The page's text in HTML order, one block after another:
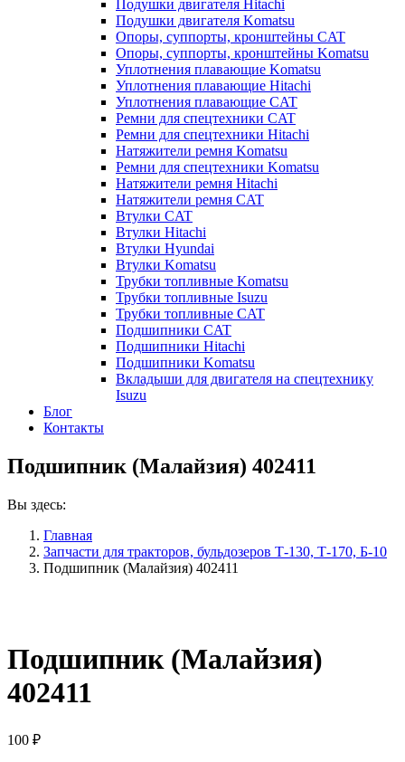
Подушки двигателя Hitachi
Подушки двигателя Komatsu
Опоры, суппорты, кронштейны CAT
Опоры, суппорты, кронштейны Komatsu
Уплотнения плавающие Komatsu
Уплотнения плавающие Hitachi
Уплотнения плавающие CAT
Ремни для спецтехники CAT
Ремни для спецтехники Hitachi
Натяжители ремня Komatsu
Ремни для спецтехники Komatsu
Натяжители ремня Hitachi
Натяжители ремня CAT
Втулки CAT
Втулки Hitachi
Втулки Hyundai
Втулки Komatsu
Трубки топливные Komatsu
Трубки топливные Isuzu
Трубки топливные CAT
Подшипники CAT
Подшипники Hitachi
Подшипники Komatsu
Вкладыши для двигателя на спецтехнику
Isuzu
Блог
Контакты
Подшипник (Малайзия) 402411
Вы здесь:
Главная
Запчасти для тракторов, бульдозеров Т-130, Т-170, Б-10
Подшипник (Малайзия) 402411
Подшипник (Малайзия)
402411
100 ₽